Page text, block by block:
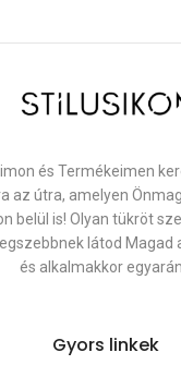
és Termékeimen
az útra, amelyen
belül is! Olyan tükröt
látod Magad
és alkalmakkor
Gyors linkek